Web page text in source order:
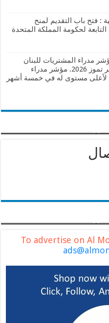
: فتح باب التقديم لمنح
التابعة لحكومة المملكة المتحدة
مدراء المشتريات للبنان
BLOM PMI لشهر تموز 2026. مؤشر مدراء
لأعلى مستوى له في خمسة أشهر
To advertise on Al